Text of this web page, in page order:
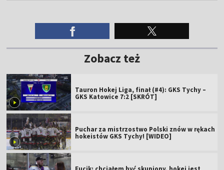
Zobacz też
Tauron Hokej Liga, finał (#4): GKS Tychy –
GKS Katowice 7:2 [SKRÓT]
Puchar za mistrzostwo Polski znów w rękach
hokeistów GKS Tychy! [WIDEO]